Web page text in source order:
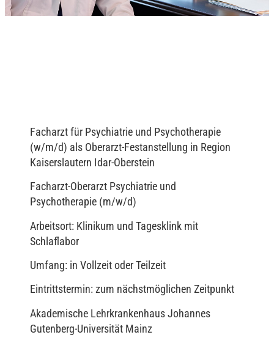
Facharzt für Psychiatrie und Psychotherapie
(w/m/d) als Oberarzt-Festanstellung in Region
Kaiserslautern Idar-Oberstein
Facharzt-Oberarzt Psychiatrie und
Psychotherapie (m/w/d)
Arbeitsort: Klinikum und Tagesklink mit
Schlaflabor
Umfang: in Vollzeit oder Teilzeit
Eintrittstermin: zum nächstmöglichen Zeitpunkt
Akademische Lehrkrankenhaus Johannes
Gutenberg-Universität Mainz